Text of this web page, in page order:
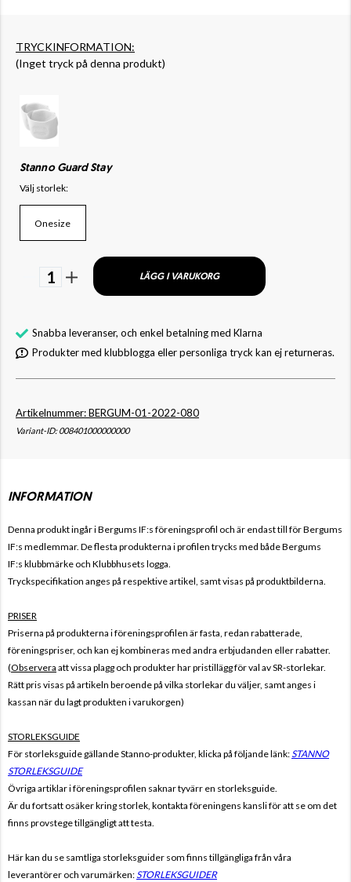
TRYCKINFORMATION:
(Inget tryck på denna produkt)
Stanno Guard Stay
Välj storlek:
Onesize
1 LÄGG I VARUKORG
Snabba leveranser, och enkel betalning med Klarna
Produkter med klubblogga eller personliga tryck kan ej returneras.
Artikelnummer: BERGUM-01-2022-080
Variant-ID: 008401000000000
INFORMATION
Denna produkt ingår i Bergums IF:s föreningsprofil och är endast till förBergums
IF:s medlemmar. De flesta produkterna i profilen trycks med bådeBergums
IF:s klubbmärke och Klubbhusets logga.
Tryckspecifikation anges på respektive artikel, samt visas på produktbilderna.
PRISER
Priserna på produkterna i föreningsprofilen är fasta, redan rabatterade,
föreningspriser, och kan ej kombineras med andra erbjudanden eller rabatter.
(Observera att vissa plagg och produkter har pristillägg för val av SR-storlekar.
Rätt pris visas på artikeln beroende på vilka storlekar du väljer, samt anges i
kassan när du lagt produkten i varukorgen)
STORLEKSGUIDE
För storleksguide gällande Stanno-produkter, klicka på följande länk:STANNO
STORLEKSGUIDE
Övriga artiklar i föreningsprofilen saknar tyvärr en storleksguide.
Är du fortsatt osäker kring storlek, kontakta föreningens kansli för att se om det
finns provstege tillgängligt att testa.
Här kan du se samtliga storleksguider som finns tillgängliga från våra
leverantörer och varumärken:STORLEKSGUIDER